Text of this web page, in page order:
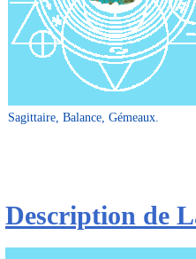
Sagittaire, Balance, Gémeaux.
Description de